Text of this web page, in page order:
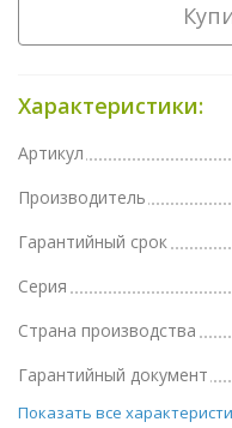
Характеристики:
Артикул
Производитель
Гарантийный срок
Серия
Страна производства
Гарантийный документ
Показать все